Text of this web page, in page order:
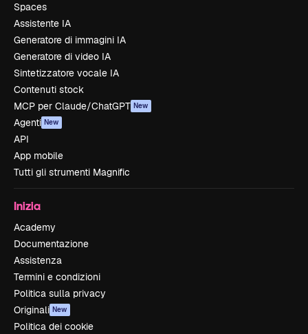
Spaces
Assistente IA
Generatore di immagini IA
Generatore di video IA
Sintetizzatore vocale IA
Contenuti stock
MCP per Claude/ChatGPT New
Agenti New
API
App mobile
Tutti gli strumenti Magnific
Inizia
Academy
Documentazione
Assistenza
Termini e condizioni
Politica sulla privacy
Originali New
Politica dei cookie